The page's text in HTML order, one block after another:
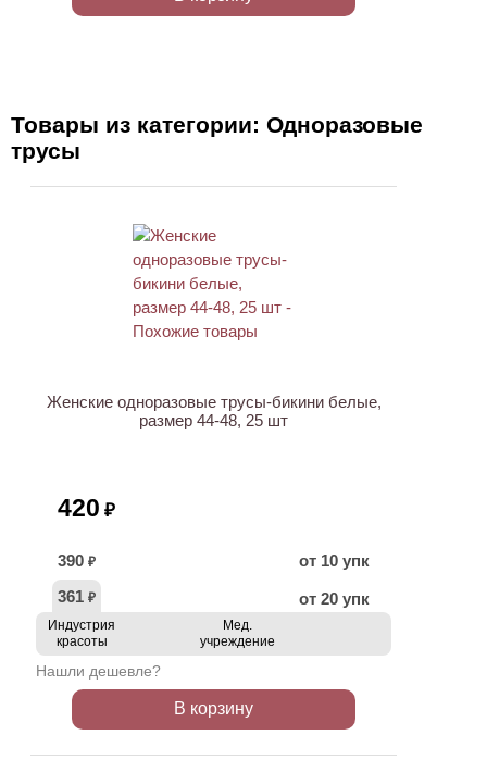
Товары из категории: Одноразовые
трусы
Женские одноразовые трусы-бикини белые,
размер 44-48, 25 шт
420 ₽
390 ₽
от 10 упк
361 ₽ от 20 упк
Индустрия
красоты
Мед.
учреждение
Нашли дешевле?
В корзину